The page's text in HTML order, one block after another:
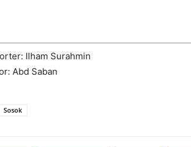
Ilham Surahmin
Abd Saban
Sosok